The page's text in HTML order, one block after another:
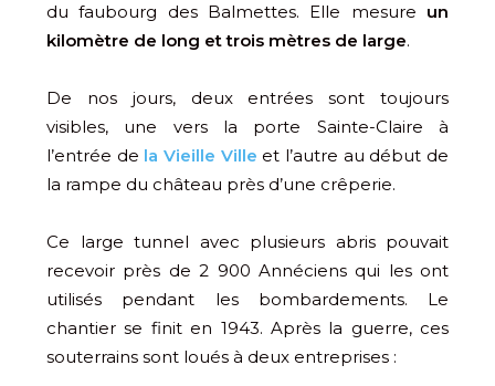
du faubourg des Balmettes. Elle mesure un
kilomètre de long et trois mètres de large.
De nos jours, deux entrées sont toujours
visibles, une vers la porte Sainte-Claire à
l’entrée de la Vieille Ville et l’autre au début de
la rampe du château près d’une crêperie.
Ce large tunnel avec plusieurs abris pouvait
recevoir près de 2 900 Annéciens qui les ont
utilisés pendant les bombardements. Le
chantier se finit en 1943. Après la guerre, ces
souterrains sont loués à deux entreprises :